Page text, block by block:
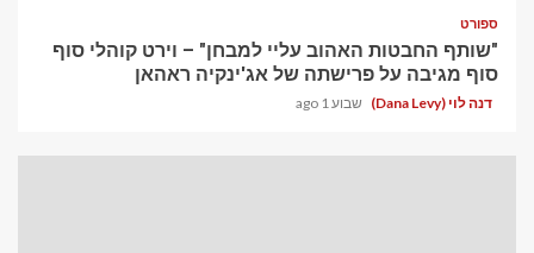
ספורט
"שותף החבטות האהוב עליי למבחן" – וירט קוהלי סוף
סוף מגיבה על פרישתה של אג'ינקיה ראהאן
דנה לוי (Dana Levy) שבוע 1 ago